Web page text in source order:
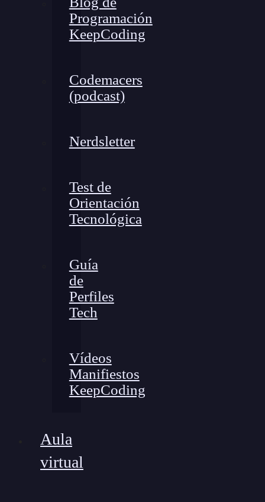
Programación
KeepCoding
Codemacers
(podcast)
Nerdsletter
Test de
Orientación
Tecnológica
Guía
de
Perfiles
Tech
Vídeos
Manifiestos
KeepCoding
Aula
virtual